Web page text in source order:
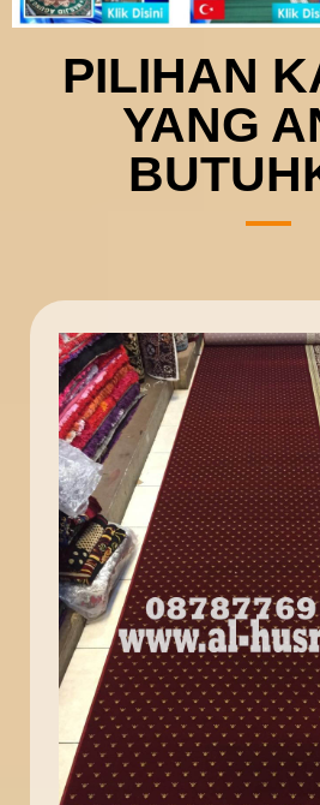
PILIHAN
YANG